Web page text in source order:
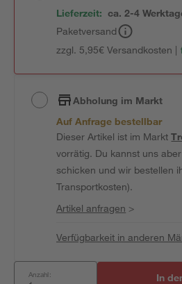
Lieferzeit: ca. 2-4
Paketversand
zzgl. 5,95€ Versandkosten |
Abholung im Markt
Auf Anfrage bestellbar
Dieser Artikel ist im Markt
vorrätig. Du kannst uns
schicken und wir bestellen
Transportkosten).
Artikel anfragen >
Verfügbarkeit in anderen
Anzahl: In